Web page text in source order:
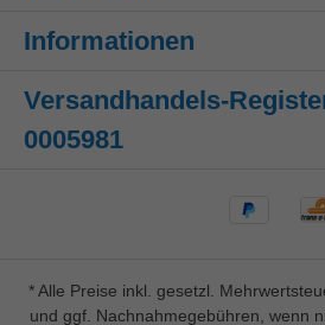
Informationen
Versandhandels-
0005981
* Alle Preise inkl. gesetzl.
und ggf. Nachnahmegebühren, wenn